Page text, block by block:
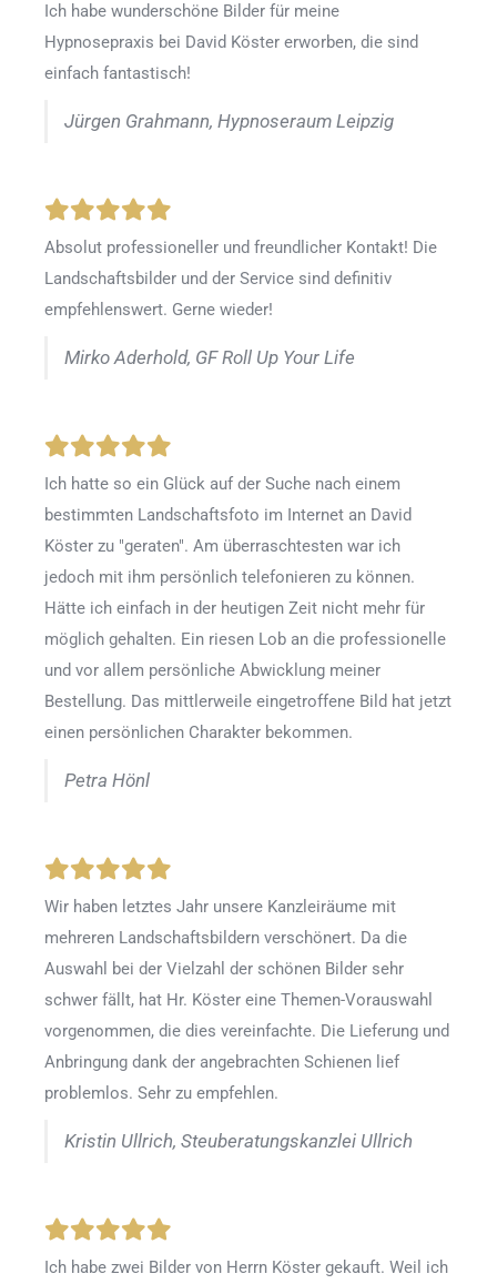
Ich habe wunderschöne Bilder für meine
Hypnosepraxis bei David Köster erworben, die sind
einfach fantastisch!
Jürgen Grahmann, Hypnoseraum Leipzig
Absolut professioneller und freundlicher Kontakt! Die
Landschaftsbilder und der Service sind definitiv
empfehlenswert. Gerne wieder!
Mirko Aderhold, GF Roll Up Your Life
Ich hatte so ein Glück auf der Suche nach einem
bestimmten Landschaftsfoto im Internet an David
Köster zu "geraten". Am überraschtesten war ich
jedoch mit ihm persönlich telefonieren zu können.
Hätte ich einfach in der heutigen Zeit nicht mehr für
möglich gehalten. Ein riesen Lob an die professionelle
und vor allem persönliche Abwicklung meiner
Bestellung. Das mittlerweile eingetroffene Bild hat jetzt
einen persönlichen Charakter bekommen.
Petra Hönl
Wir haben letztes Jahr unsere Kanzleiräume mit
mehreren Landschaftsbildern verschönert. Da die
Auswahl bei der Vielzahl der schönen Bilder sehr
schwer fällt, hat Hr. Köster eine Themen-Vorauswahl
vorgenommen, die dies vereinfachte. Die Lieferung und
Anbringung dank der angebrachten Schienen lief
problemlos. Sehr zu empfehlen.
Kristin Ullrich, Steuberatungskanzlei Ullrich
Ich habe zwei Bilder von Herrn Köster gekauft. Weil ich